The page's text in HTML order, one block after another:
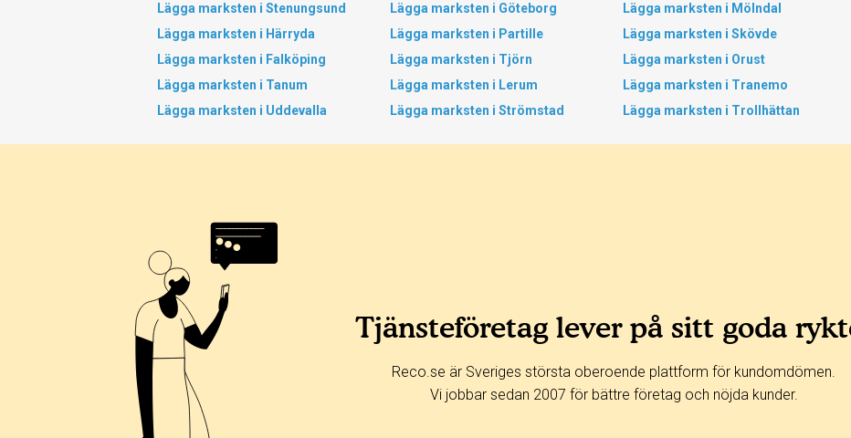
Lägga marksten i Stenungsund Lägga marksten i Göteborg Lägga marksten i Mölndal
Lägga marksten i Härryda
Lägga marksten i Partille Lägga marksten i Skövde
Lägga marksten i Falköping
Lägga marksten i Tjörn Lägga marksten i Orust
Lägga marksten i Tanum
Lägga marksten i Lerum Lägga marksten i Tranemo
Lägga marksten i Uddevalla
Lägga marksten i Strömstad Lägga marksten i Trollhättan
Tjänsteföretag lever på sitt goda
Reco.se är Sveriges största oberoende plattform för kundomdömen.
Vi jobbar sedan 2007 för bättre företag och nöjda kunder.